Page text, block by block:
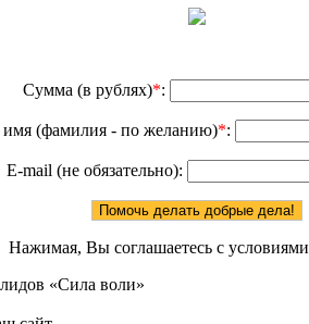
Сумма (в рублях)*:
(фамилия - по желанию)*:
E-mail (не обязательно):
Нажимая, Вы соглашаетесь с условиями
«Сила воли»